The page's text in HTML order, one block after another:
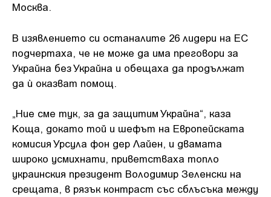
Москва.
В изявлението си останалите 26 лидери на ЕС
подчертаха, че не може да има преговори за
Украйна без Украйна и обещаха да продължат
да ѝ оказват помощ.
„Ние сме тук, за да защитим Украйна“, каза
Коща, докато той и шефът на Европейската
комисия Урсула фон дер Лайен, и двамата
широко усмихнати, приветстваха топло
украинския президент Володимир Зеленски на
срещата, в рязък контраст със сблъсъка между